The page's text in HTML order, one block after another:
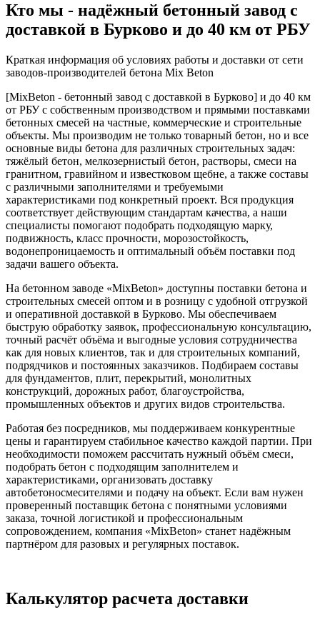
Кто мы - надёжный бетонный завод с
доставкой в Бурково и до 40 км от РБУ
Краткая информация об условиях работы и доставки от сети
заводов-производителей бетона Mix Beton
[MixBeton - бетонный завод с доставкой в Бурково] и до 40 км
от РБУ с собственным производством и прямыми поставками
бетонных смесей на частные, коммерческие и строительные
объекты. Мы производим не только товарный бетон, но и все
основные виды бетона для различных строительных задач:
тяжёлый бетон, мелкозернистый бетон, растворы, смеси на
гранитном, гравийном и известковом щебне, а также составы
с различными заполнителями и требуемыми
характеристиками под конкретный проект. Вся продукция
соответствует действующим стандартам качества, а наши
специалисты помогают подобрать подходящую марку,
подвижность, класс прочности, морозостойкость,
водонепроницаемость и оптимальный объём поставки под
задачи вашего объекта.
На бетонном заводе «MixBeton» доступны поставки бетона и
строительных смесей оптом и в розницу с удобной отгрузкой
и оперативной доставкой в Бурково. Мы обеспечиваем
быструю обработку заявок, профессиональную консультацию,
точный расчёт объёма и выгодные условия сотрудничества
как для новых клиентов, так и для строительных компаний,
подрядчиков и постоянных заказчиков. Подбираем составы
для фундаментов, плит, перекрытий, монолитных
конструкций, дорожных работ, благоустройства,
промышленных объектов и других видов строительства.
Работая без посредников, мы поддерживаем конкурентные
цены и гарантируем стабильное качество каждой партии. При
необходимости поможем рассчитать нужный объём смеси,
подобрать бетон с подходящим заполнителем и
характеристиками, организовать доставку
автобетоносмесителями и подачу на объект. Если вам нужен
проверенный поставщик бетона с понятными условиями
заказа, точной логистикой и профессиональным
сопровождением, компания «MixBeton» станет надёжным
партнёром для разовых и регулярных поставок.
Калькулятор расчета доставки